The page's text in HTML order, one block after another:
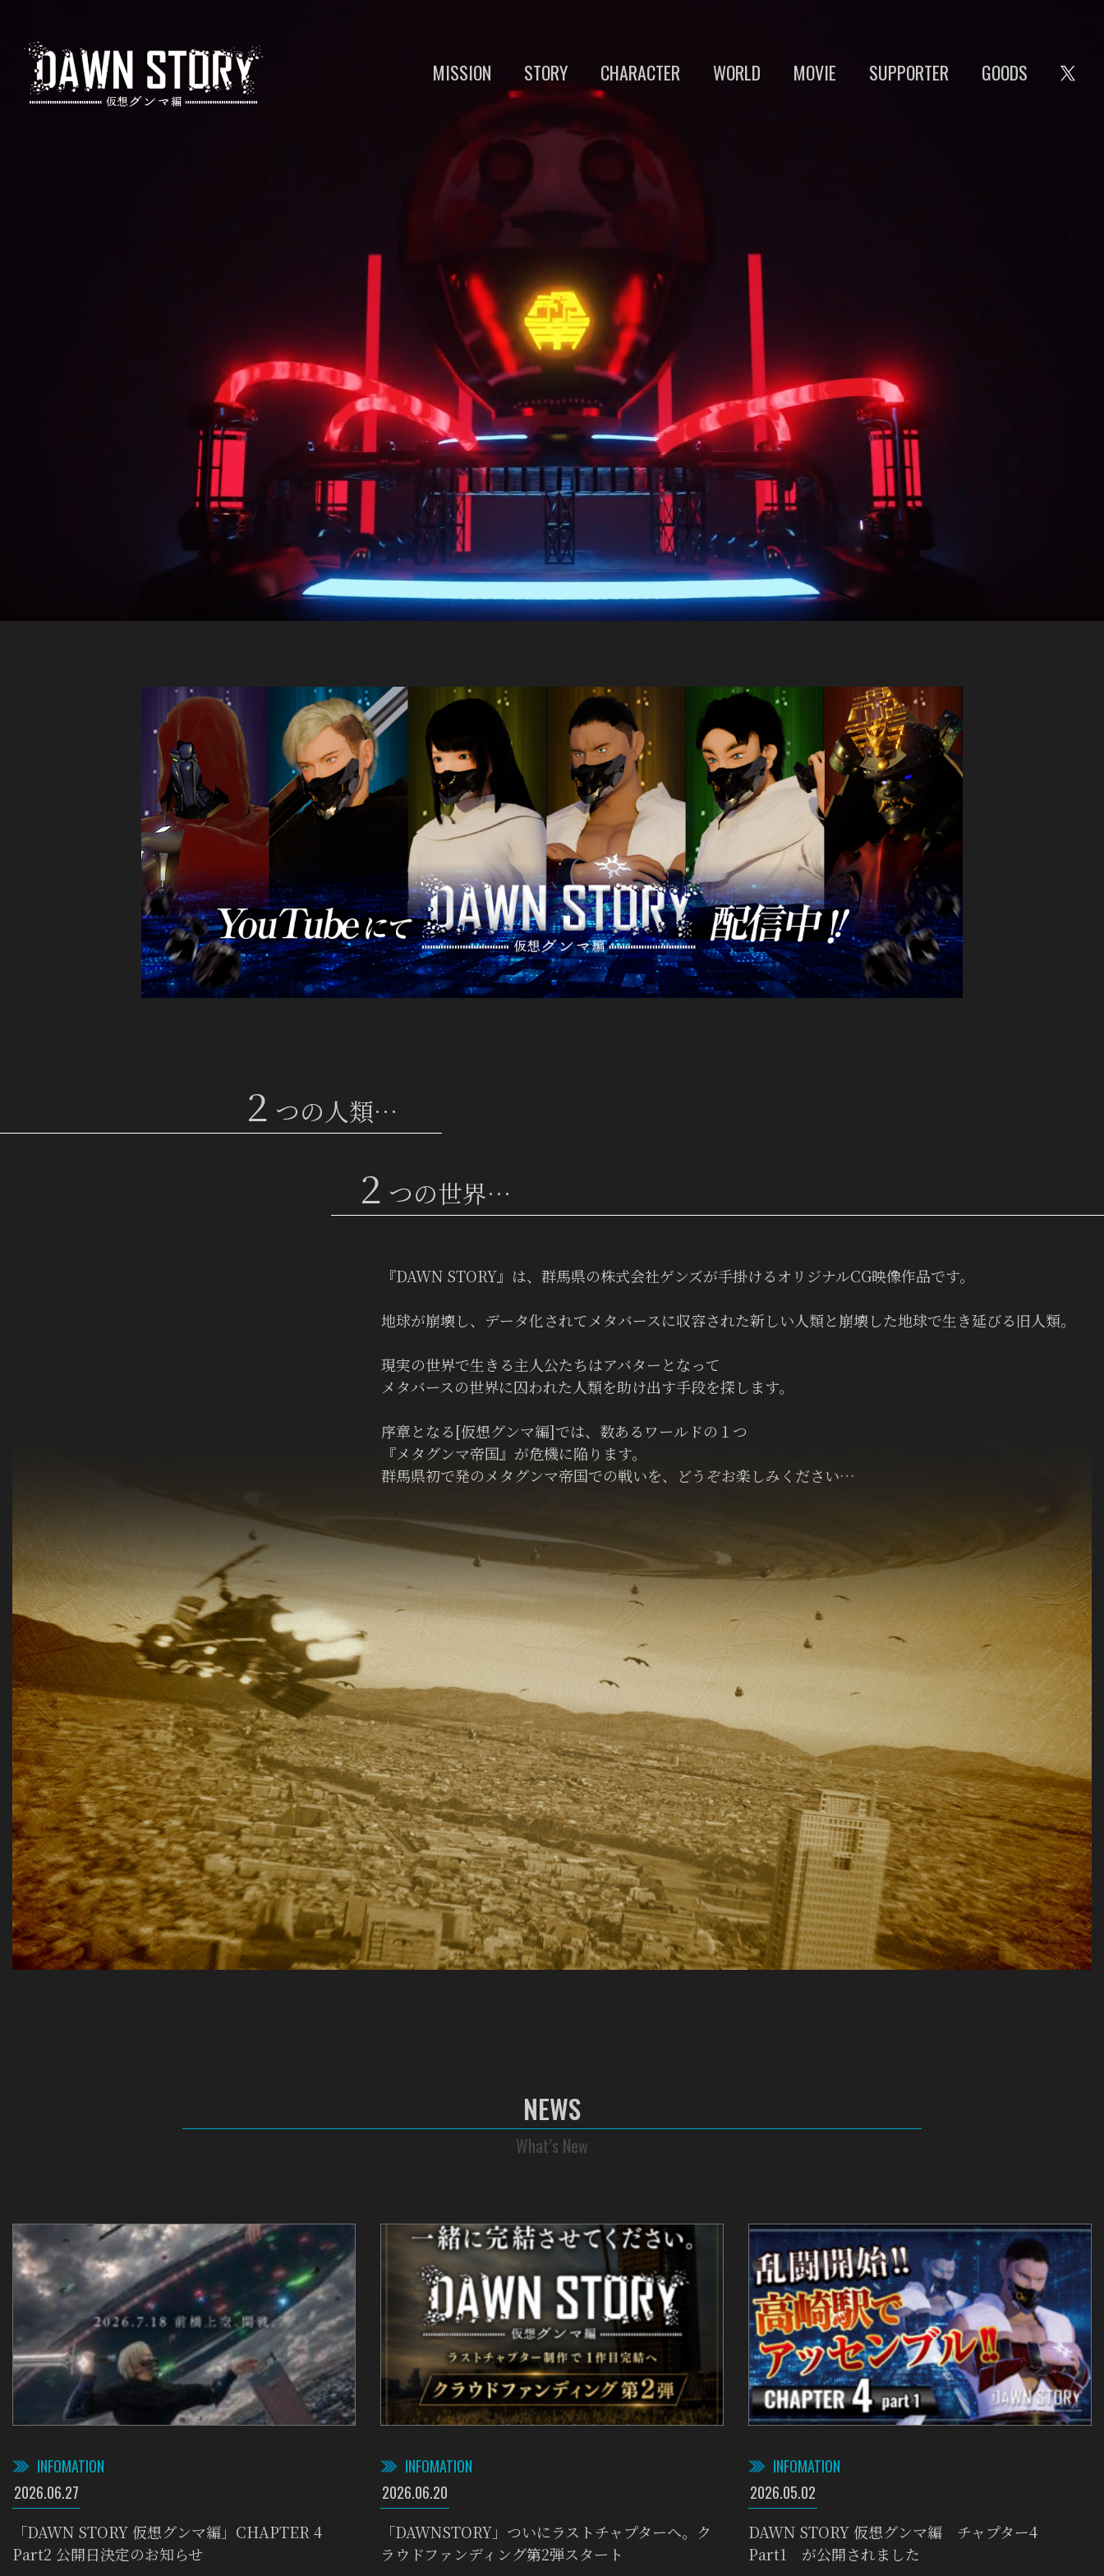
MISSION STORY CHARACTER WORLD MOVIE SUPPORTER GOODS
２ つの人類…
２ つの世界…
『DAWN STORY』は、群馬県の株式会社ゲンズが手掛けるオリジナルCG映像作品です。
地球が崩壊し、データ化されてメタバースに収容された新しい人類と崩壊した地球で生き延びる旧人類。
現実の世界で生きる主人公たちはアバターとなって
メタバースの世界に囚われた人類を助け出す手段を探します。
序章となる[仮想グンマ編]では、数あるワールドの１つ
『メタグンマ帝国』が危機に陥ります。
群馬県初で発のメタグンマ帝国での戦いを、どうぞお楽しみください…
NEWS
What’s New
INFOMATION
2026.06.27
「DAWN STORY 仮想グンマ編」CHAPTER 4
Part2 公開日決定のお知らせ
INFOMATION
2026.06.20
「DAWNSTORY」ついにラストチャプターへ。ク
ラウドファンディング第2弾スタート
INFOMATION
2026.05.02
DAWN STORY 仮想グンマ編 チャプター4
Part1 が公開されました